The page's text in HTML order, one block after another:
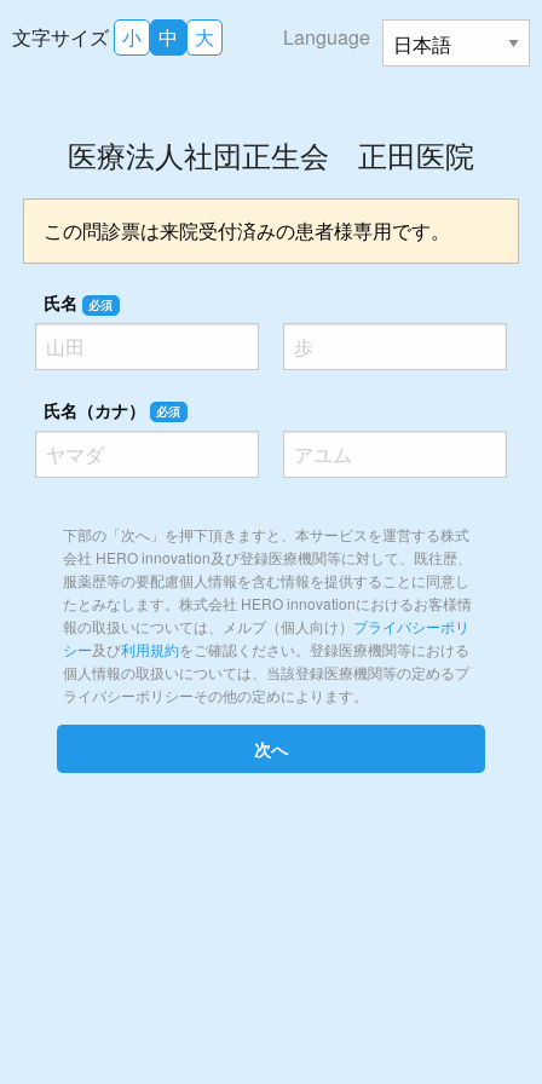
文字サイズ 小 中 大 Language
医療法人社団正生会 正田医院
この問診票は来院受付済みの患者様専用です。
氏名 必須
氏名（カナ） 必須
下部の「次へ」を押下頂きますと、本サービスを運営する株式
会社 HERO innovation及び登録医療機関等に対して、既往歴、
服薬歴等の要配慮個人情報を含む情報を提供することに同意し
たとみなします。株式会社 HERO innovationにおけるお客様情
報の取扱いについては、メルプ（個人向け） プライバシーポリ
シー及び利用規約をご確認ください。登録医療機関等における
個人情報の取扱いについては、当該登録医療機関等の定めるプ
ライバシーポリシーその他の定めによります。